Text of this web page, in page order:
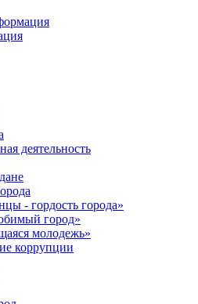
деятельность
- гордость города»
город»
молодежь»
коррупции